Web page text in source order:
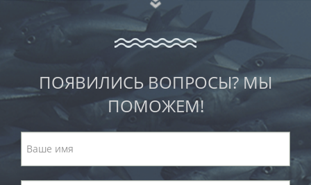
ПОЯВИЛИСЬ ВОПРОСЫ? МЫ
ПОМОЖЕМ!